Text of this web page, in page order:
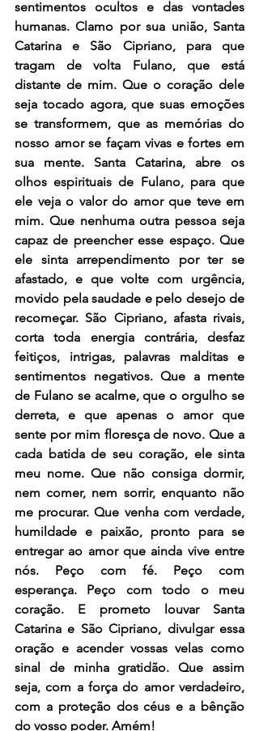
sentimentos ocultos e das vontades
humanas. Clamo por sua união, Santa
Catarina e São Cipriano, para que
tragam de volta Fulano, que está
distante de mim. Que o coração dele
seja tocado agora, que suas emoções
se transformem, que as memórias do
nosso amor se façam vivas e fortes em
sua mente. Santa Catarina, abre os
olhos espirituais de Fulano, para que
ele veja o valor do amor que teve em
mim. Que nenhuma outra pessoa seja
capaz de preencher esse espaço. Que
ele sinta arrependimento por ter se
afastado, e que volte com urgência,
movido pela saudade e pelo desejo de
recomeçar. São Cipriano, afasta rivais,
corta toda energia contrária, desfaz
feitiços, intrigas, palavras malditas e
sentimentos negativos. Que a mente
de Fulano se acalme, que o orgulho se
derreta, e que apenas o amor que
sente por mim floresça de novo. Que a
cada batida de seu coração, ele sinta
meu nome. Que não consiga dormir,
nem comer, nem sorrir, enquanto não
me procurar. Que venha com verdade,
humildade e paixão, pronto para se
entregar ao amor que ainda vive entre
nós. Peço com fé. Peço com
esperança. Peço com todo o meu
coração. E prometo louvar Santa
Catarina e São Cipriano, divulgar essa
oração e acender vossas velas como
sinal de minha gratidão. Que assim
seja, com a força do amor verdadeiro,
com a proteção dos céus e a bênção
do vosso poder. Amém!